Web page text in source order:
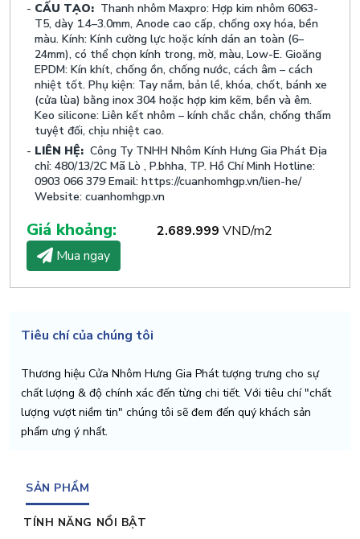
CẤU TẠO: Thanh nhôm Maxpro: Hợp kim nhôm 6063-
T5, dày 1.4–3.0mm, Anode cao cấp, chống oxy hóa, bền
màu. Kính: Kính cường lực hoặc kính dán an toàn (6–
24mm), có thể chọn kính trong, mờ, màu, Low-E. Gioăng
EPDM: Kín khít, chống ồn, chống nước, cách âm – cách
nhiệt tốt. Phụ kiện: Tay nắm, bản lề, khóa, chốt, bánh xe
(cửa lùa) bằng inox 304 hoặc hợp kim kẽm, bền và êm.
Keo silicone: Liên kết nhôm – kính chắc chắn, chống thấm
tuyệt đối, chịu nhiệt cao.
LIÊN HỆ: Công Ty TNHH Nhôm Kính Hưng Gia Phát Địa
chỉ: 480/13/2C Mã Lò , P.bhha, TP. Hồ Chí Minh Hotline:
0903 066 379 Email: https://cuanhomhgp.vn/lien-he/
Website: cuanhomhgp.vn
Giá khoảng: 2.689.999 VND/m2
Mua ngay
Tiêu chí của chúng tôi
Thương hiệu Cửa Nhôm Hưng Gia Phát tượng trưng cho sự
chất lượng & độ chính xác đến từng chi tiết. Với tiêu chí "chất
lượng vượt niềm tin" chúng tôi sẽ đem đến quý khách sản
phẩm ưng ý nhất.
SẢN PHẨM
TÍNH NĂNG NỔI BẬT